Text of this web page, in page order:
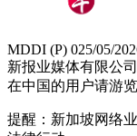
MDDI (P) 025/05/
新报业媒体有限公
在中国的用户请游览
提醒：新加坡网络